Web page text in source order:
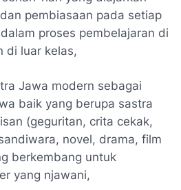
pembiasaan pada setiap
proses pembelajaran di
di luar kelas,
Jawa modern sebagai
baik yang berupa sastra
(geguritan, crita cekak,
novel, drama, film
berkembang untuk
yang njawani,